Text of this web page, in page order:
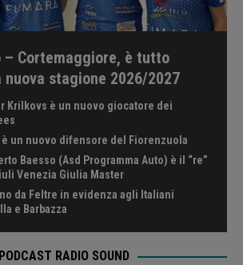
– Cortemaggiore, è tutto
stagione 2026/2027
Krilkovs è un nuovo giocatore dei
è un nuovo difensore del Fiorenzuola
Baesso (Asd Programma Auto) è il “re”
Venezia Giulia Master
da Feltre in evidenza agli Italiani
e Barbazza
PODCAST RADIO SOUND